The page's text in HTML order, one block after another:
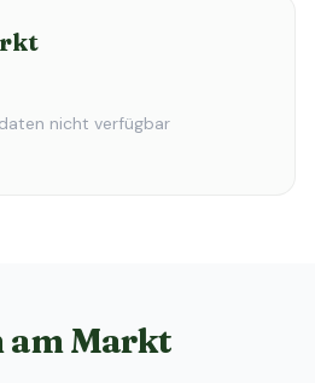
nicht verfügbar
am Markt